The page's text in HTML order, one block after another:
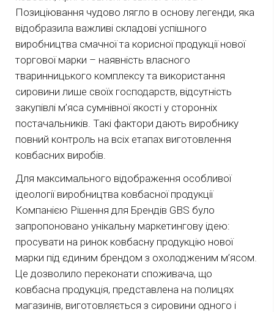
Позиціювання чудово лягло в основу легенди, яка
відобразила важливі складові успішного
виробництва смачної та корисної продукції нової
торгової марки – наявність власного
тваринницького комплексу та використання
сировини лише своїх господарств, відсутність
закупівлі м’яса сумнівної якості у сторонніх
постачальників. Такі фактори дають виробнику
повний контроль на всіх етапах виготовлення
ковбасних виробів.
Для максимального відображення особливої ​​
ідеології виробництва ковбасної продукції
Компанією Рішення для Брендів GBS було
запропоновано унікальну маркетингову ідею:
просувати на ринок ковбасну продукцію нової
марки під єдиним брендом з охолодженим м’ясом.
Це дозволило переконати споживача, що
ковбасна продукція, представлена ​​на полицях
магазинів, виготовляється з сировини одного і